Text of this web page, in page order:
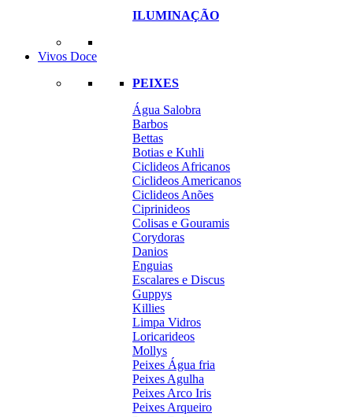
ILUMINAÇÃO
Vivos Doce
PEIXES
Água Salobra
Barbos
Bettas
Botias e Kuhli
Ciclideos Africanos
Ciclideos Americanos
Ciclideos Anões
Ciprinideos
Colisas e Gouramis
Corydoras
Danios
Enguias
Escalares e Discus
Guppys
Killies
Limpa Vidros
Loricarideos
Mollys
Peixes Água fria
Peixes Agulha
Peixes Arco Iris
Peixes Arqueiro